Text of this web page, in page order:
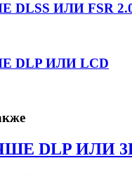
ИЛИ FSR
DLP ИЛИ LCD
DLP ИЛИ